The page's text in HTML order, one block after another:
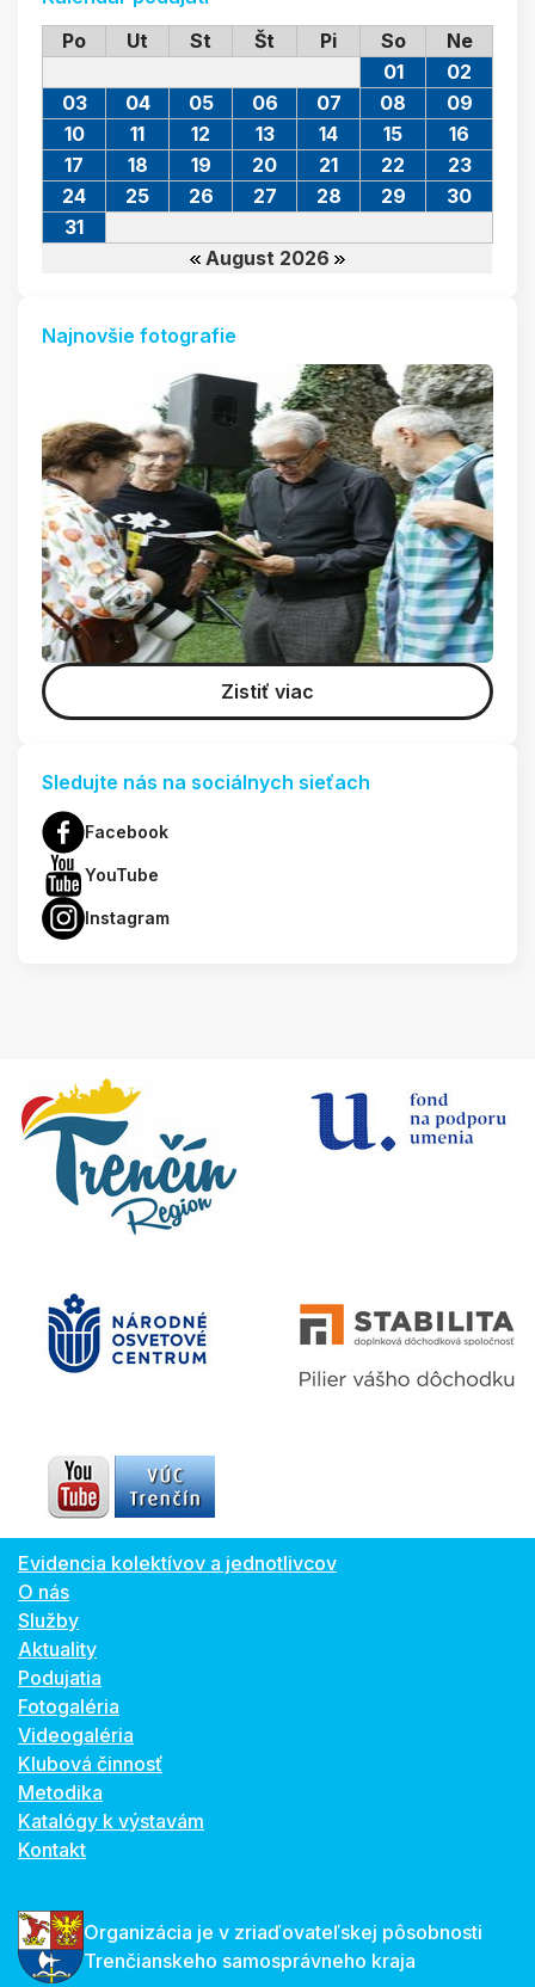
Po
Ut St Št Pi So Ne
August 2026
01
02
03
04 05 06 07 08
09
10
11 12 13 14 15
16
17
18 19 20 21 22
23
24
25 26 27 28 29
30
31
Najnovšie fotografie
Zistiť viac
Sledujte nás na sociálnych sieťach
Facebook
YouTube
Instagram
Evidencia kolektívov a jednotlivcov
O nás
Služby
Aktuality
Podujatia
Fotogaléria
Videogaléria
Klubová činnosť
Metodika
Katalógy k výstavám
Kontakt
Organizácia je v zriaďovateľskej pôsobnosti
Trenčianskeho samosprávneho kraja